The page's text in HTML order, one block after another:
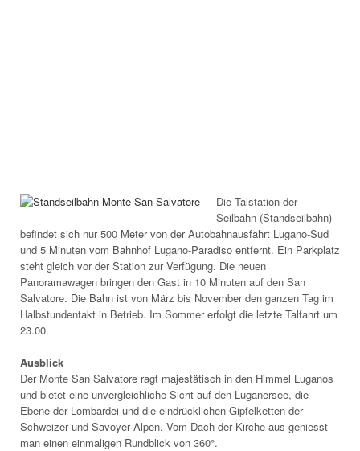
Die Talstation der
Seilbahn (Standseilbahn)
befindet sich nur 500 Meter von der Autobahnausfahrt Lugano-Sud
und 5 Minuten vom Bahnhof Lugano-Paradiso entfernt. Ein Parkplatz
steht gleich vor der Station zur Verfügung. Die neuen
Panoramawagen bringen den Gast in 10 Minuten auf den San
Salvatore. Die Bahn ist von März bis November den ganzen Tag im
Halbstundentakt in Betrieb. Im Sommer erfolgt die letzte Talfahrt um
23.00.
Ausblick
Der Monte San Salvatore ragt majestätisch in den Himmel Luganos
und bietet eine unvergleichliche Sicht auf den Luganersee, die
Ebene der Lombardei und die eindrücklichen Gipfelketten der
Schweizer und Savoyer Alpen. Vom Dach der Kirche aus geniesst
man einen einmaligen Rundblick von 360°.